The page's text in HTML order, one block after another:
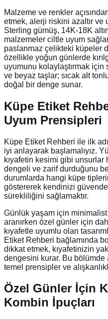
Malzeme ve renkler
etmek, alerji riskini azaltır ve
Sterling gümüş, 14K-18K
malzemeler ciltle uyum
paslanmaz çelikteki küpeler
özellikle yoğun günlerde
uyumunu kolaylaştırmak
ve beyaz taşlar; sıcak alt
doğal bir denge sunar.
Küpe Etiket
Uyum Prensipleri
Küpe Etiket Rehberi ile ilk
iyi anlayarak başlamalıyız.
kıyafetin kesimi gibi
dengeli ve zarif durduğunu
durumlarda hangi küpe
göstererek kendinizi
sürekliliğini sağlamaktır.
Günlük yaşam için
aranırken özel günler için
kıyafetle uyumlu olan
Etiket Rehberi bağlamında
dikkat etmek, kıyafetinizin
dengesini kurar. Bu bölümde
temel prensipler ve
Özel Günler İçin
Kombin İpuçları